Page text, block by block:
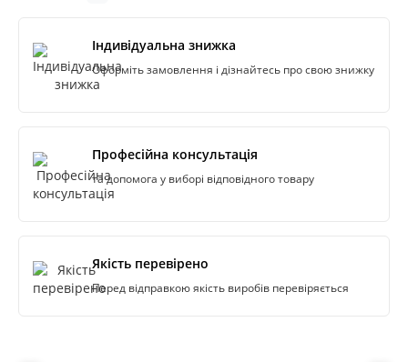
Індивідуальна знижка
Оформіть замовлення і дізнайтесь про свою знижку
Професійна консультація
та допомога у виборі відповідного товару
Якість перевірено
Перед відправкою якість виробів перевіряється